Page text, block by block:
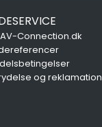
Connection.dk
og reklamation